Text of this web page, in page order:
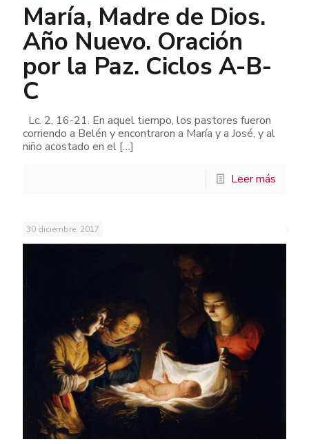
María, Madre de Dios.
Año Nuevo. Oración
por la Paz. Ciclos A-B-
C
Lc. 2, 16-21. En aquel tiempo, los pastores fueron
corriendo a Belén y encontraron a María y a José, y al
niño acostado en el […]
Leer más
30 diciembre, 2017